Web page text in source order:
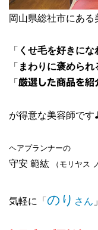
岡山県総社市にあ
「 くせ毛を好きにな
「まわりに褒めら
「厳選した商品を紹
が得意な美容師です
ヘアプランナーの
守安 範紘 （モリヤス
気軽に「のり さん